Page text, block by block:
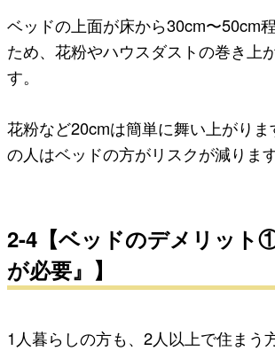
ベッドの上面が床から30cm〜50cm
ため、花粉やハウスダストの巻き上
す。
花粉など20cmは簡単に舞い上がり
の人はベッドの方がリスクが減ります
2-4【ベッドのデメリット
が必要』】
1人暮らしの方も、2人以上で住まう